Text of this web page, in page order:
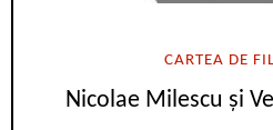
CARTEA DE
Nicolae Milescu și